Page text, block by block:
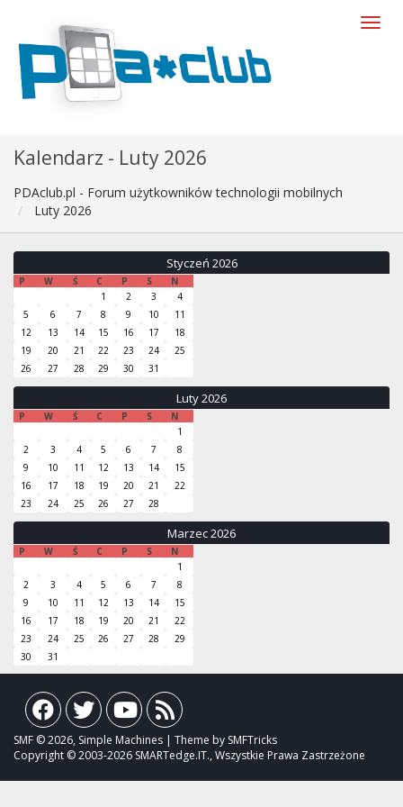
Kalendarz - Luty 2026
PDAclub.pl - Forum użytkowników technologii mobilnych
Luty 2026
Styczeń 2026
P W Ś C P S
N
1
2 3
4
5
6 7 8 9 10
11
12
13 14 15 16 17
18
19
20 21 22 23 24
25
26
27 28 29 30 31
Luty 2026
P W Ś C P S
N
1
2
3 4 5 6 7
8
9
10 11 12 13 14
15
16
17 18 19 20 21
22
23
24 25 26 27 28
Marzec 2026
P W Ś C P S
N
1
2
3 4 5 6 7
8
9
10 11 12 13 14
15
16
17 18 19 20 21
22
23
24 25 26 27 28
29
30
31
SMF © 2026, Simple Machines | Theme by SMFTricks
Copyright © 2003-2026 SMARTedge.IT., Wszystkie Prawa Zastrzeżone